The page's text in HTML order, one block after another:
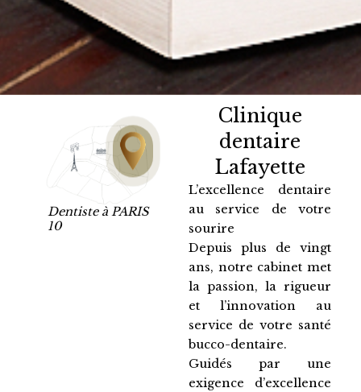
Dentiste à PARIS
10
Clinique
dentaire
Lafayette
L’excellence dentaire
au service de votre
sourire
Depuis plus de vingt
ans, notre cabinet met
la passion, la rigueur
et l’innovation au
service de votre santé
bucco-dentaire.
Guidés par une
exigence d’excellence